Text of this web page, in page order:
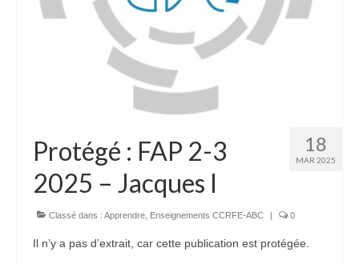
18
MAR 2025
Protégé : FAP 2-3
2025 – Jacques I
Classé dans : Apprendre Enseignements CCRFE-ABC | 0
Il n’y a pas d’extrait, car cette publication est protégée.